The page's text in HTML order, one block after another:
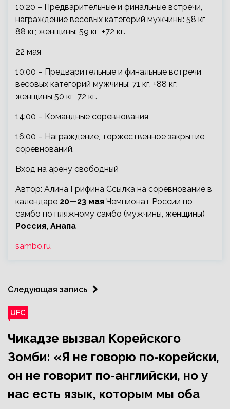
10:20 – Предварительные и финальные встречи,
награждение весовых категорий мужчины: 58 кг,
88 кг; женщины: 59 кг, +72 кг.
22 мая
10:00 – Предварительные и финальные встречи
весовых категорий мужчины: 71 кг, +88 кг;
женщины 50 кг, 72 кг.
14:00 – Командные соревнования
16:00 – Награждение, торжественное закрытие
соревнований.
Вход на арену свободный
Автор: Алина Грифина Ссылка на соревнование в
календаре 20—23 мая Чемпионат России по
самбо по пляжному самбо (мужчины, женщины)
Россия, Анапа
sambo.ru
Следующая запись
UFC
Чикадзе вызвал Корейского
Зомби: «Я не говорю по-корейски,
он не говорит по-английски, но у
нас есть язык, которым мы оба